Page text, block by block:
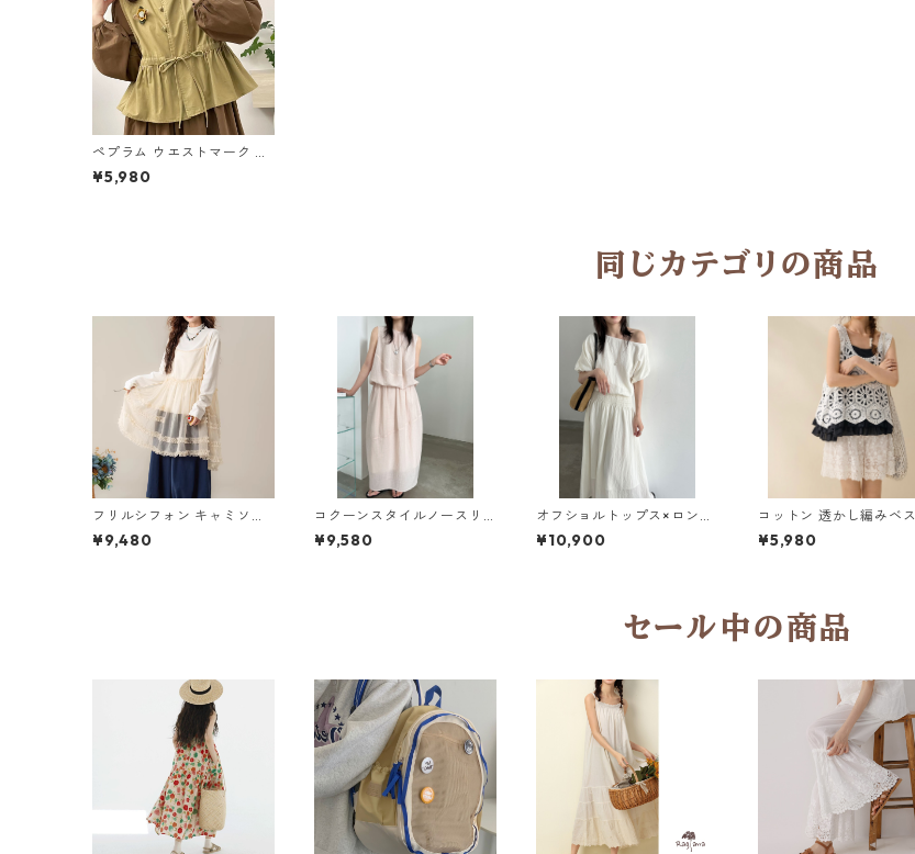
ペプラム ウエストマーク ベ
スト 2col M 10016
¥5,980
同じカテゴリの商品
フリルシフォン キャミソー
ル 2col Y 260031
¥9,480
コクーンスタイルノースリ
ーブトップス＆スカートセ
ット 2col Y 260088
¥9,580
オフショルトップス×ロング
スカート セットアップ 3col
Y 260087
¥10,900
コットン 透かし編みベス
ト 2col H 260039
¥5,980
セール中の商品